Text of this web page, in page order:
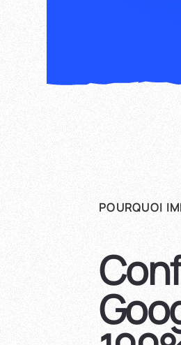
POURQUOI